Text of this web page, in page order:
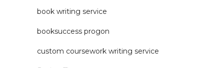
book writing service
booksuccess progon
custom coursework writing service